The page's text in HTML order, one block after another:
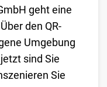
geht eine
den QR-
Umgebung
sind Sie
Sie